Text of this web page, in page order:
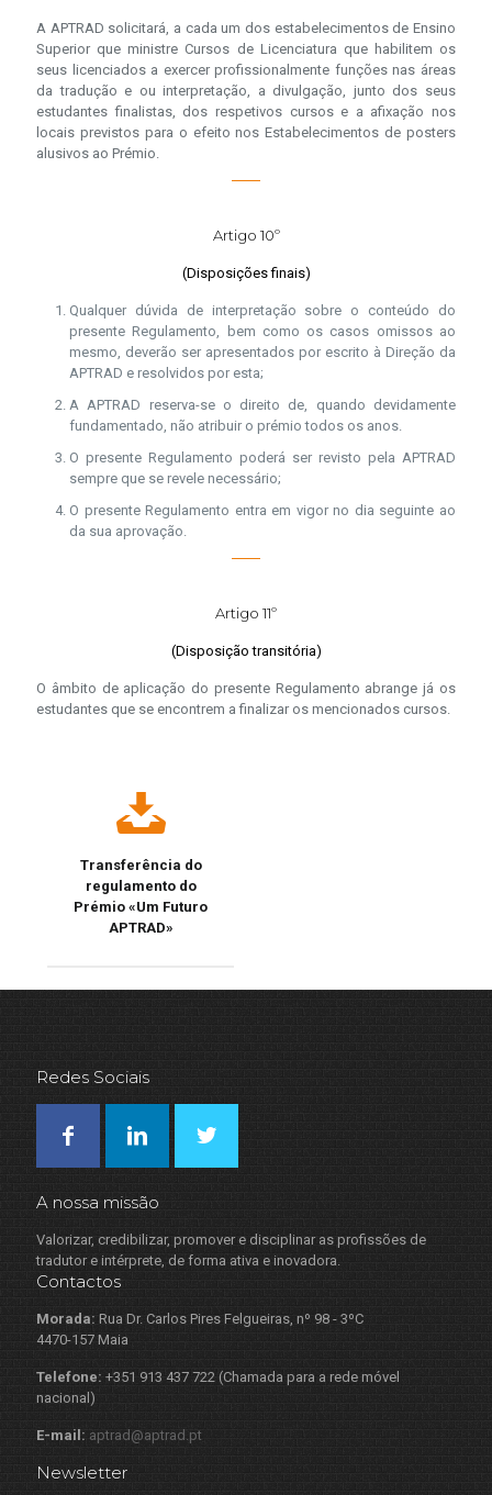
A APTRAD solicitará, a cada um dos estabelecimentos de Ensino
Superior que ministre Cursos de Licenciatura que habilitem os
seus licenciados a exercer profissionalmente funções nas áreas
da tradução e ou interpretação, a divulgação, junto dos seus
estudantes finalistas, dos respetivos cursos e a afixação nos
locais previstos para o efeito nos Estabelecimentos de posters
alusivos ao Prémio.
Artigo 10º
(Disposições finais)
Qualquer dúvida de interpretação sobre o conteúdo do
presente Regulamento, bem como os casos omissos ao
mesmo, deverão ser apresentados por escrito à Direção da
APTRAD e resolvidos por esta;
A APTRAD reserva-se o direito de, quando devidamente
fundamentado, não atribuir o prémio todos os anos.
O presente Regulamento poderá ser revisto pela APTRAD
sempre que se revele necessário;
O presente Regulamento entra em vigor no dia seguinte ao
da sua aprovação.
Artigo 11º
(Disposição transitória)
O âmbito de aplicação do presente Regulamento abrange já os
estudantes que se encontrem a finalizar os mencionados cursos.
Transferência do
regulamento do
Prémio «Um Futuro
APTRAD»
Redes Sociais
A nossa missão
Valorizar, credibilizar, promover e disciplinar as profissões de
tradutor e intérprete, de forma ativa e inovadora.
Contactos
Morada: Rua Dr. Carlos Pires Felgueiras, nº 98 - 3ºC
4470-157 Maia
Telefone: +351 913 437 722 (Chamada para a rede móvel
nacional)
E-mail: aptrad@aptrad.pt
Newsletter